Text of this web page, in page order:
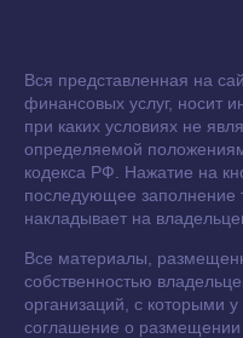
Вся представленная на
финансовых услуг, носит
при каких условиях не
определяемой
кодекса РФ. Нажатие на
последующее
накладывает на
Все материалы,
собственностью
организаций, с которыми
соглашение о размещении